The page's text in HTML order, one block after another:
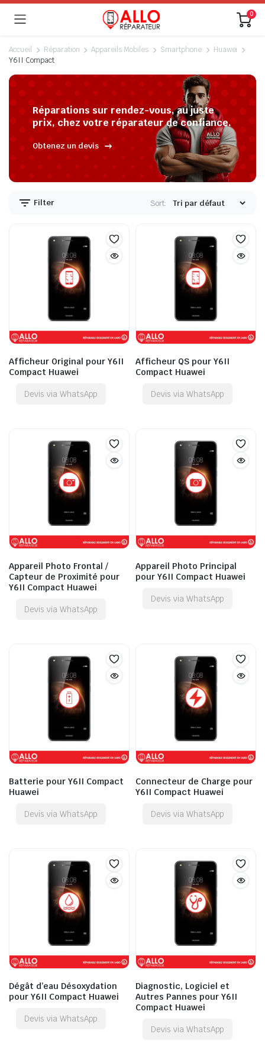
0
Accueil Réparation Appareils Mobiles Smartphone
Huawei
Y6II Compact
Réparations sur rendez-vous, au juste
prix, chez votre réparateur de confiance.
Obtenez un devis
Filter Sort:
Afficheur Original pour Y6II
Compact Huawei
Devis via WhatsApp
Afficheur QS pour Y6II
Compact Huawei
Devis via WhatsApp
Appareil Photo Frontal /
Capteur de Proximité pour
Y6II Compact Huawei
Devis via WhatsApp
Appareil Photo Principal
pour Y6II Compact Huawei
Devis via WhatsApp
Batterie pour Y6II Compact
Huawei
Devis via WhatsApp
Connecteur de Charge pour
Y6II Compact Huawei
Devis via WhatsApp
Dégât d’eau Désoxydation
pour Y6II Compact Huawei
Devis via WhatsApp
Diagnostic, Logiciel et
Autres Pannes pour Y6II
Compact Huawei
Devis via WhatsApp